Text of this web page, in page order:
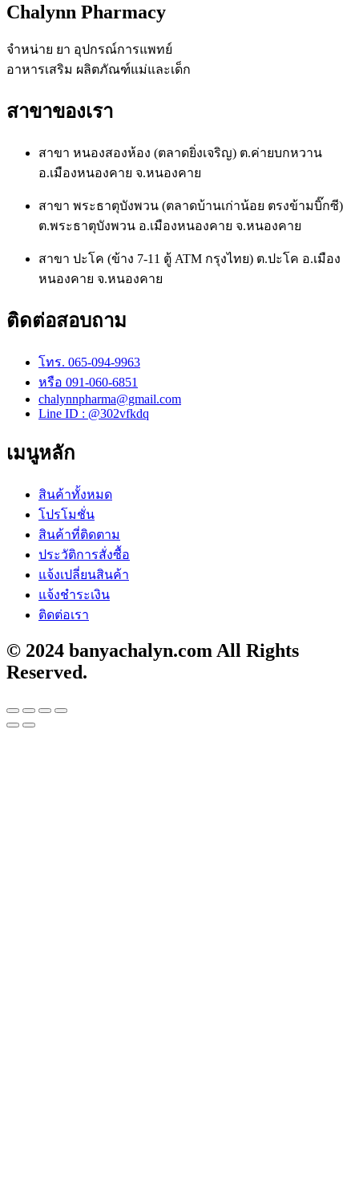
Chalynn Pharmacy
จำหน่าย ยา อุปกรณ์การแพทย์
อาหารเสริม ผลิตภัณฑ์แม่และเด็ก
สาขาของเรา
สาขา หนองสองห้อง (ตลาดยิ่งเจริญ) ต.ค่ายบกหวาน
อ.เมืองหนองคาย จ.หนองคาย
สาขา พระธาตุบังพวน (ตลาดบ้านเก่าน้อย ตรงข้ามบิ๊กซี)
ต.พระธาตุบังพวน อ.เมืองหนองคาย จ.หนองคาย
สาขา ปะโค (ข้าง 7-11 ตู้ ATM กรุงไทย) ต.ปะโค อ.เมือง
หนองคาย จ.หนองคาย
ติดต่อสอบถาม
โทร. 065-094-9963
หรือ 091-060-6851
chalynnpharma@gmail.com
Line ID : @302vfkdq
เมนูหลัก
สินค้าทั้งหมด
โปรโมชั่น
สินค้าที่ติดตาม
ประวัติการสั่งซื้อ
แจ้งเปลี่ยนสินค้า
แจ้งชำระเงิน
ติดต่อเรา
© 2024 banyachalyn.com All Rights
Reserved.